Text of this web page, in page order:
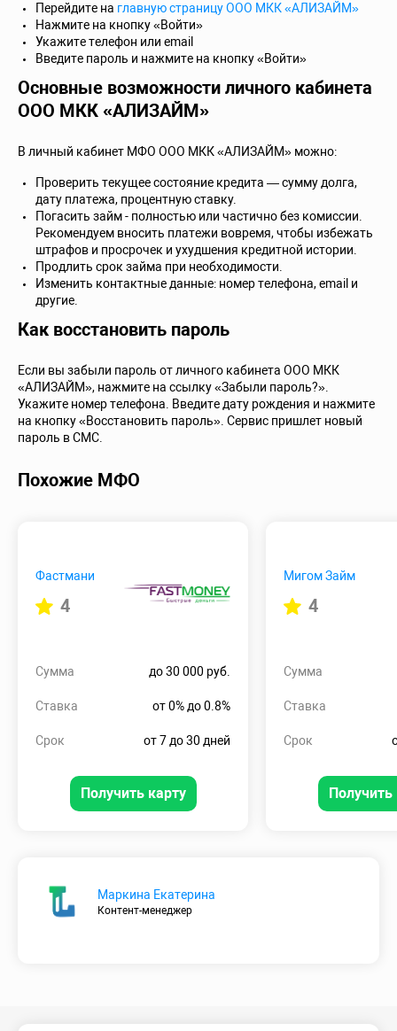
Перейдите на главную страницу ООО МКК «АЛИЗАЙМ»
Нажмите на кнопку «Войти»
Укажите телефон или email
Введите пароль и нажмите на кнопку «Войти»
Основные возможности личного кабинета
ООО МКК «АЛИЗАЙМ»
В личный кабинет МФО ООО МКК «АЛИЗАЙМ» можно:
Проверить текущее состояние кредита — сумму долга,
дату платежа, процентную ставку.
Погасить займ - полностью или частично без комиссии.
Рекомендуем вносить платежи вовремя, чтобы избежать
штрафов и просрочек и ухудшения кредитной истории.
Продлить срок займа при необходимости.
Изменить контактные данные: номер телефона, email и
другие.
Как восстановить пароль
Если вы забыли пароль от личного кабинета ООО МКК
«АЛИЗАЙМ», нажмите на ссылку «Забыли пароль?».
Укажите номер телефона. Введите дату рождения и нажмите
на кнопку «Восстановить пароль». Сервис пришлет новый
пароль в СМС.
Похожие МФО
Фастмани
4
Сумма до 30 000 руб.
Ставка от 0% до 0.8%
Срок от 7 до 30 дней
Получить карту
Мигом Займ
4
Сумма
Ставка
Срок
Получить
Маркина Екатерина
Контент-менеджер